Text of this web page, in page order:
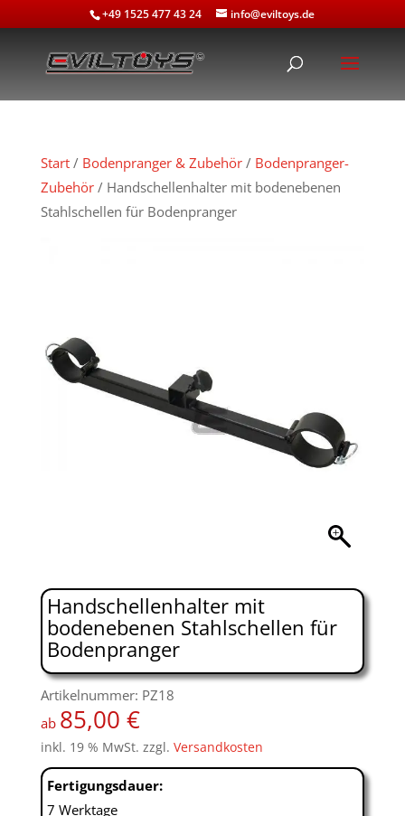
+49 1525 477 43 24 info@eviltoys.de
Start/ Bodenpranger & Zubehör/ Bodenpranger-
Zubehör/ Handschellenhalter mit bodenebenen
Stahlschellen für Bodenpranger
Handschellenhalter mit
bodenebenen Stahlschellen für
Bodenpranger
Artikelnummer: PZ18
ab 85,00 €
inkl. 19 % MwSt. zzgl. Versandkosten
Fertigungsdauer:
7 Werktage